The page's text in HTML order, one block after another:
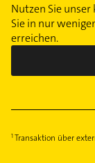
Nutzen Sie
Sie in nur
erreichen.
Transaktion über